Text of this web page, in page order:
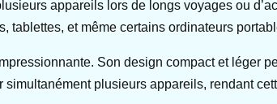
appareils lors de longs voyages ou
tablettes, et même certains ordinateurs
Son design compact et léger
plusieurs appareils, rendant